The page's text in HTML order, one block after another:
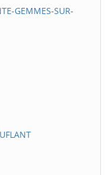
GEMMES-SUR-